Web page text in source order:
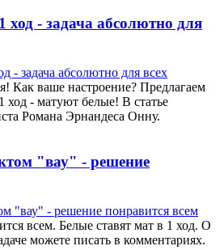
- задача абсолютно для
Как ваше настроение? Предлагаем
ход - матуют белые! В статье
Романа Эрнандеса Онну.
"вау" - решение
всем. Белые ставят мат в 1 ход. О
можете писать в комментариях.